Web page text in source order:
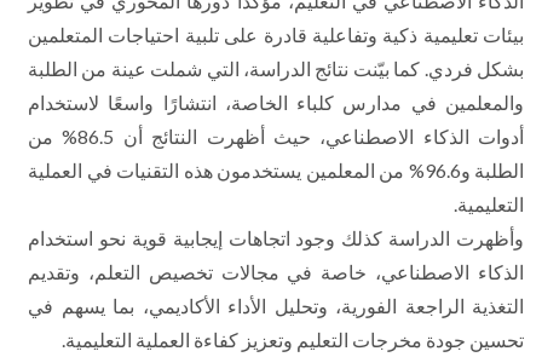
بيئات تعليمية ذكية وتفاعلية قادرة على تلبية احتياجات المتعلمين
بشكل فردي. كما بيّنت نتائج الدراسة، التي شملت عينة من الطلبة
والمعلمين في مدارس كلباء الخاصة، انتشارًا واسعًا لاستخدام
أدوات الذكاء الاصطناعي، حيث أظهرت النتائج أن 86.5% من
الطلبة و96.6% من المعلمين يستخدمون هذه التقنيات في العملية
التعليمية.
وأظهرت الدراسة كذلك وجود اتجاهات إيجابية قوية نحو استخدام
الذكاء الاصطناعي، خاصة في مجالات تخصيص التعلم، وتقديم
التغذية الراجعة الفورية، وتحليل الأداء الأكاديمي، بما يسهم في
تحسين جودة مخرجات التعليم وتعزيز كفاءة العملية التعليمية.